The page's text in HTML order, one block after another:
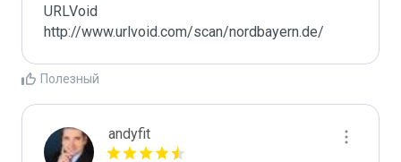
URLVoid
http://www.urlvoid.com/scan/nordbayern.de/
Полезный
andyfit